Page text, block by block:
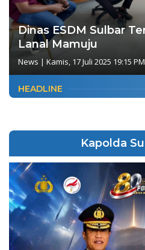
Dinas ESDM Sulbar
Lanal Mamuju
News | Kamis, 17 Juli 2025 19:15 PM
HEADLINE
Kapolda